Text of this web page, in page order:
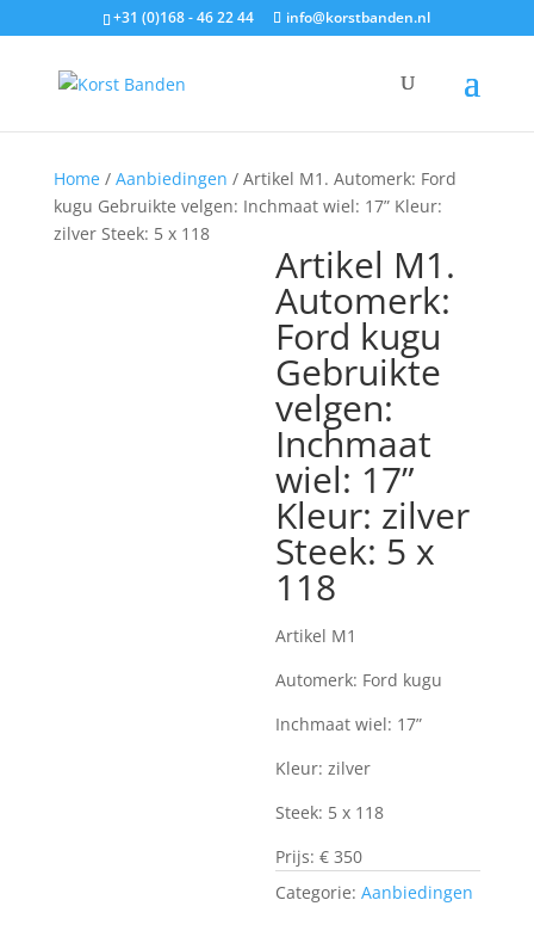
+31 (0)168 - 46 22 44 info@korstbanden.nl
Home/ Aanbiedingen / Artikel M1. Automerk: Ford
kugu Gebruikte velgen: Inchmaat wiel: 17” Kleur:
zilver Steek: 5 x 118
Artikel M1.
Automerk:
Ford kugu
Gebruikte
velgen:
Inchmaat
wiel: 17”
Kleur: zilver
Steek: 5 x
118
Artikel M1
Automerk: Ford kugu
Inchmaat wiel: 17”
Kleur: zilver
Steek: 5 x 118
Prijs: € 350
Categorie:Aanbiedingen